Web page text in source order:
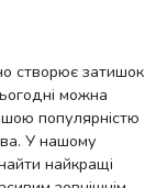
створює затишок
можна
популярністю
У нашому
найкращі